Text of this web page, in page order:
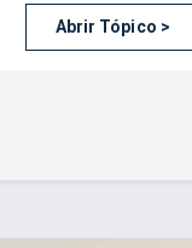
Abrir Tópico >